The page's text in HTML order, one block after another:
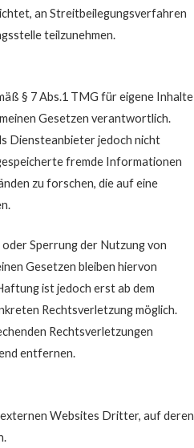
an Streitbeilegungsverfahren
teilzunehmen.
§ 7 Abs.1 TMG für eigene Inhalte
Gesetzen verantwortlich.
Diensteanbieter jedoch nicht
fremde Informationen
zu forschen, die auf eine
Sperrung der Nutzung von
Gesetzen bleiben hiervon
ist jedoch erst ab dem
Rechtsverletzung möglich.
Rechtsverletzungen
entfernen.
Websites Dritter, auf deren